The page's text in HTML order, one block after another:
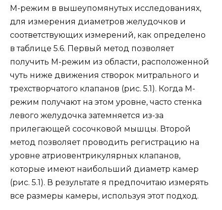
М-режим в вышеупомянутых исследованиях,
для измерения диаметров желудочков и
соответствующих измерений, как определено
в таблице 5.6. Первый метод позволяет
получить М-режим из области, расположенной
чуть ниже движения створок митрального и
трехстворчатого клапанов (рис. 5.1). Когда М-
режим получают на этом уровне, часто стенка
левого желудочка затемняется из-за
прилегающей сосочковой мышцы. Второй
метод позволяет проводить регистрацию на
уровне атриовентрикулярных клапанов,
которые имеют наибольший диаметр камер
(рис. 5.1). В результате я предпочитаю измерять
все размеры камеры, используя этот подход.